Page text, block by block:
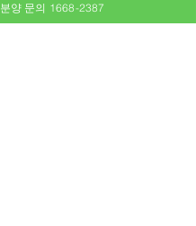
분양 문의 1668-2387